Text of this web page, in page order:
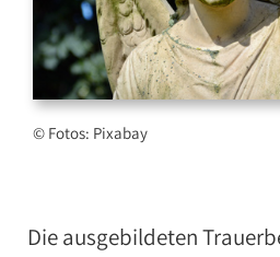
© Fotos: Pixabay
Die ausgebildeten